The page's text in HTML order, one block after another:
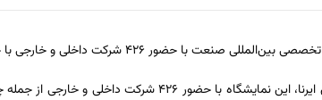
حضور “محمدمهدی برادران” معاون صنایع عمومی وزارت صنعت، معدن و تجارت افتتاح شد و آغاز به‌کار کرد.